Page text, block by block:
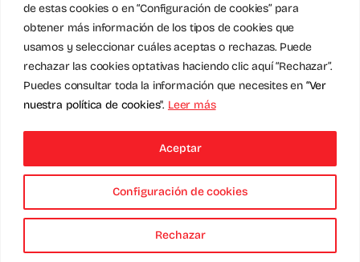
de estas cookies o en “Configuración de cookies” para
obtener más información de los tipos de cookies que
usamos y seleccionar cuáles aceptas o rechazas. Puede
rechazar las cookies optativas haciendo clic aquí “Rechazar”.
Puedes consultar toda la información que necesites en “Ver
nuestra política de cookies". Leer más
Configuración de cookies
Rechazar
Aceptar
Contacta
© Truly Nolen España - 2026 • Desarrollado por
Marketing